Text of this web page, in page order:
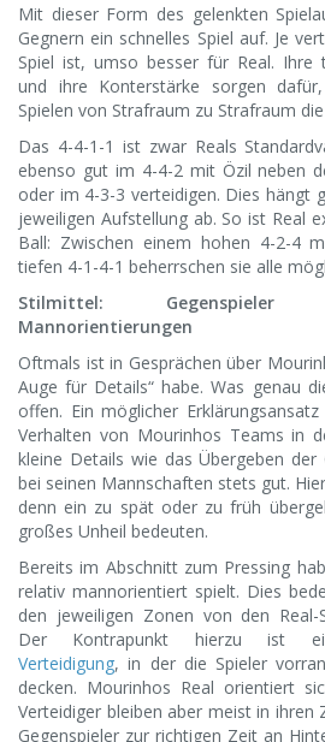
Mit dieser Form des gelenkten
Gegnern ein schnelles Spiel auf. Je
Spiel ist, umso besser für Real. Ihre
und ihre Konterstärke sorgen
Spielen von Strafraum zu Strafraum
Das 4-4-1-1 ist zwar Reals
ebenso gut im 4-4-2 mit Özil neben
oder im 4-3-3 verteidigen. Dies hängt
jeweiligen Aufstellung ab. So ist Real
Ball: Zwischen einem hohen 4-2-4
tiefen 4-1-4-1 beherrschen sie alle
Stilmittel:
Mannorientierungen
Oftmals ist in Gesprächen über
Auge für Details“ habe. Was genau
offen. Ein möglicher
Verhalten von Mourinhos Teams in
kleine Details wie das Übergeben der
bei seinen Mannschaften stets gut.
denn ein zu spät oder zu früh
großes Unheil bedeuten.
Bereits im Abschnitt zum Pressing
relativ mannorientiert spielt. Dies
den jeweiligen Zonen von den Real-
Der Kontrapunkt hierzu ist
Verteidigung, in der die Spieler
decken. Mourinhos Real orientiert
Verteidiger bleiben aber meist in ihren
Gegenspieler zur richtigen Zeit an